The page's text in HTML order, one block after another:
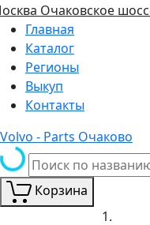
Очаковское
Главная
Каталог
Регионы
Выкуп
Контакты
Volvo - Parts Очаково
Корзина